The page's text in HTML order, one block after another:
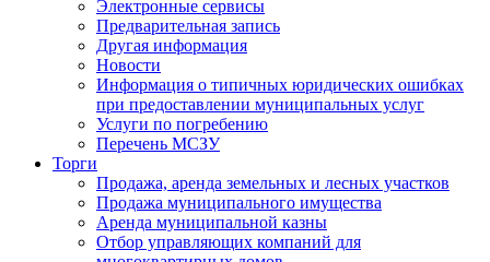
Электронные сервисы
Предварительная запись
Другая информация
Новости
Информация о типичных юридических ошибках
при предоставлении муниципальных услуг
Услуги по погребению
Перечень МСЗУ
Торги
Продажа, аренда земельных и лесных участков
Продажа муниципального имущества
Аренда муниципальной казны
Отбор управляющих компаний для